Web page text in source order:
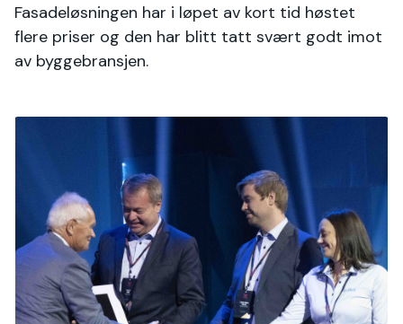
Fasadeløsningen har i løpet av kort tid høstet
flere priser og den har blitt tatt svært godt imot
av byggebransjen.